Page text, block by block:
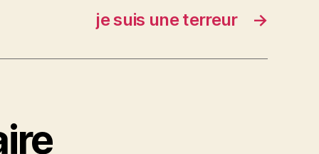
→
je suis une terreur